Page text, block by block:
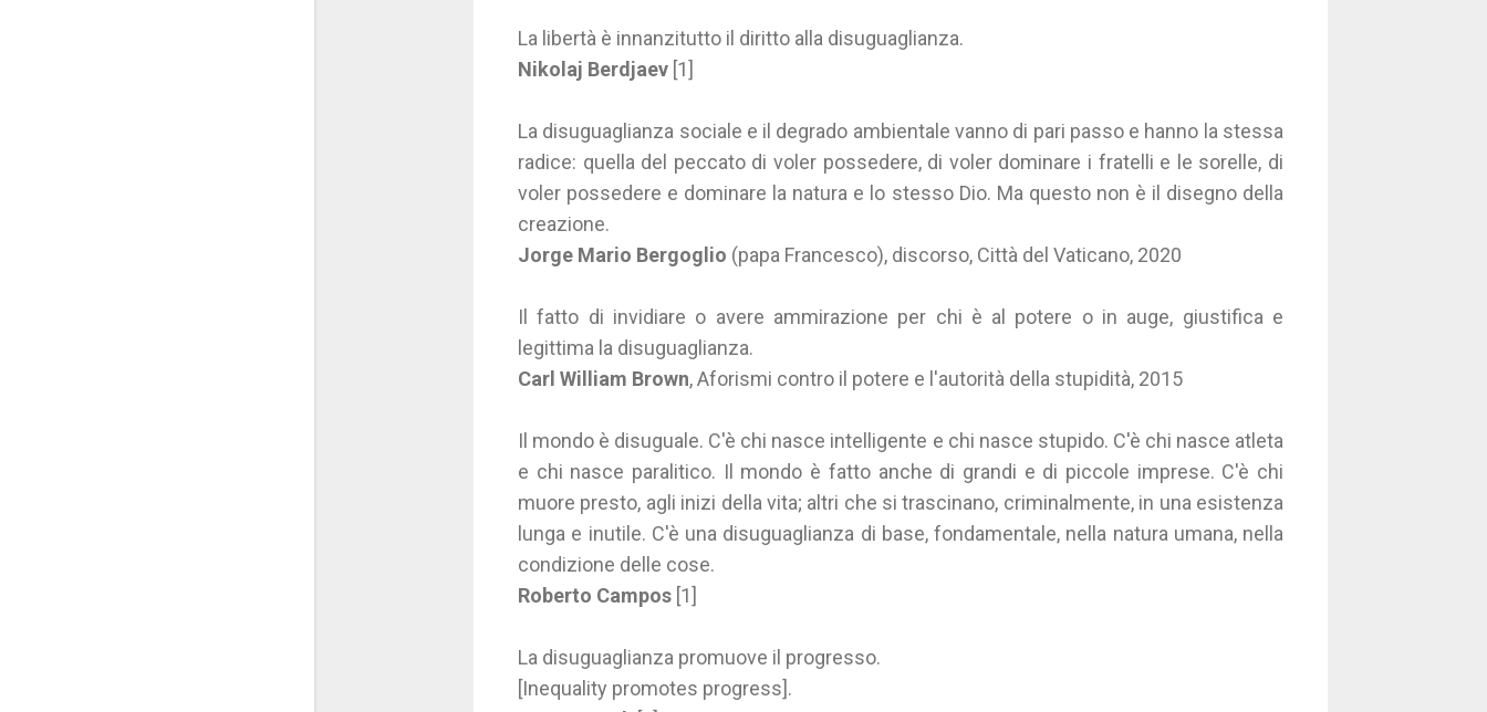
La libertà è innanzitutto il diritto alla disuguaglianza.
Nikolaj Berdjaev [1]
La disuguaglianza sociale e il degrado ambientale vanno di pari passo e hanno la stessa
radice: quella del peccato di voler possedere, di voler dominare i fratelli e le sorelle, di
voler possedere e dominare la natura e lo stesso Dio. Ma questo non è il disegno della
creazione.
Jorge Mario Bergoglio (papa Francesco), discorso, Città del Vaticano, 2020
Il fatto di invidiare o avere ammirazione per chi è al potere o in auge, giustifica e
legittima la disuguaglianza.
Carl William Brown, Aforismi contro il potere e l'autorità della stupidità, 2015
Il mondo è disuguale. C'è chi nasce intelligente e chi nasce stupido. C'è chi nasce atleta
e chi nasce paralitico. Il mondo è fatto anche di grandi e di piccole imprese. C'è chi
muore presto, agli inizi della vita; altri che si trascinano, criminalmente, in una esistenza
lunga e inutile. C'è una disuguaglianza di base, fondamentale, nella natura umana, nella
condizione delle cose.
Roberto Campos [1]
La disuguaglianza promuove il progresso.
[Inequality promotes progress].